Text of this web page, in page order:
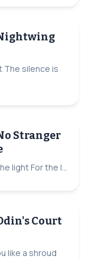
The silence is
Stranger
light For the l...
Court
like a shroud